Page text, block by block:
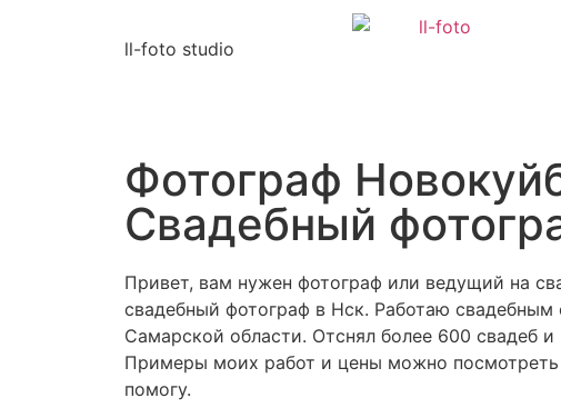
ll-foto studio
Фотограф
Свадебный
Привет, вам нужен фотограф или ведущий на
свадебный фотограф в Нск. Работаю
Самарской области. Отснял более 600 свадеб
Примеры моих работ и цены можно
помогу.